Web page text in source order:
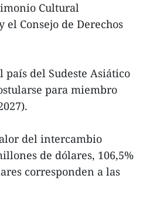
Cultural
Consejo de Derechos
del Sudeste Asiático
para miembro
del intercambio
de dólares, 106,5%
corresponden a las